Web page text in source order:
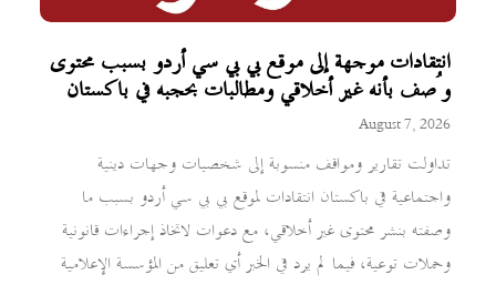
انتقادات موجهة إلى موقع بي بي سي أردو بسبب محتوى
وُصف بأنه غير أخلاقي ومطالبات بحجبه في باكستان
August 7, 2026
تداولت تقارير ومواقف منسوبة إلى شخصيات وجهات دينية
واجتماعية في باكستان انتقادات لموقع بي بي سي أردو بسبب ما
وصفته بنشر محتوى غير أخلاقي، مع دعوات لاتخاذ إجراءات قانونية
وحملات توعية، فيما لم يرد في الخبر أي تعليق من المؤسسة الإعلامية